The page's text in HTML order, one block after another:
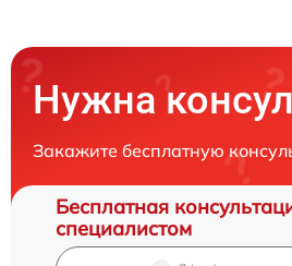
Нужна
Закажите бесплатную
Бесплатная
специалистом